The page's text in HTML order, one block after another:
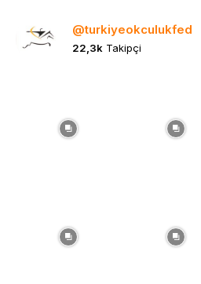
@turkiyeokculukfed
22,3k Takipçi